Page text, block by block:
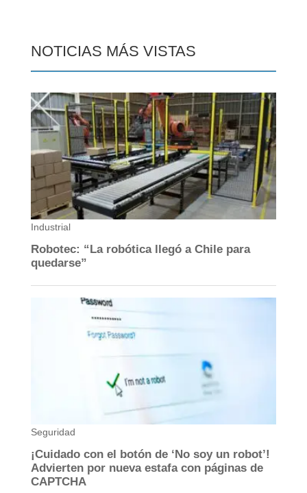
NOTICIAS MÁS VISTAS